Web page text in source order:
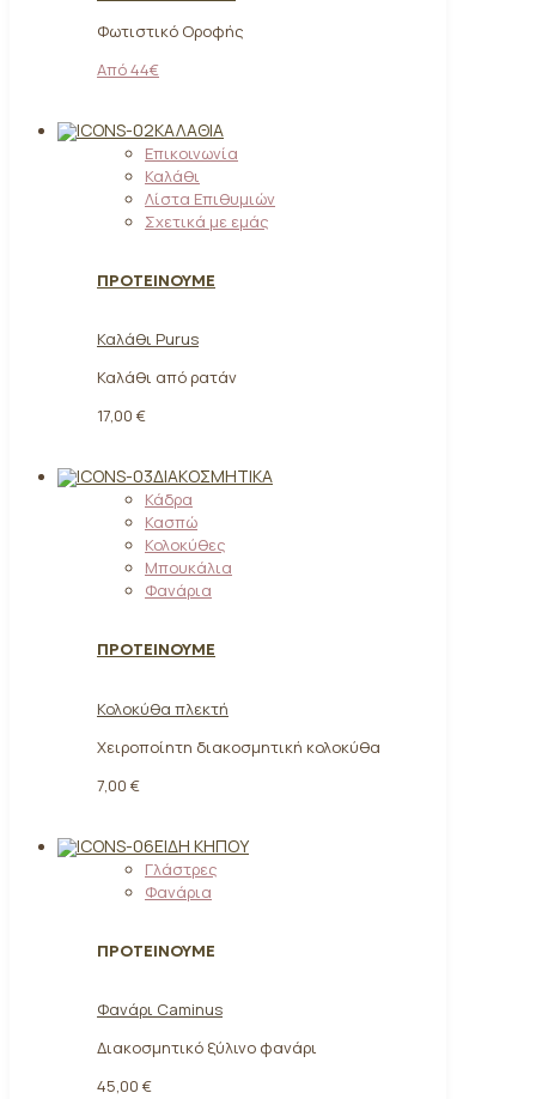
Φωτιστικό Οροφής
Από 44€
ΚΑΛΆΘΙΑ
Επικοινωνία
Καλάθι
Λίστα Επιθυμιών
Σχετικά με εμάς
ΠΡΟΤΕΙΝΟΥΜΕ
Καλάθι Purus
Καλάθι από ρατάν
17,00 €
ΔΙΑΚΟΣΜΗΤΙΚΆ
Κάδρα
Κασπώ
Κολοκύθες
Μπουκάλια
Φανάρια
ΠΡΟΤΕΙΝΟΥΜΕ
Κολοκύθα πλεκτή
Χειροποίητη διακοσμητική κολοκύθα
7,00 €
ΕΊΔΗ ΚΉΠΟΥ
Γλάστρες
Φανάρια
ΠΡΟΤΕΙΝΟΥΜΕ
Φανάρι Caminus
Διακοσμητικό ξύλινο φανάρι
45,00 €